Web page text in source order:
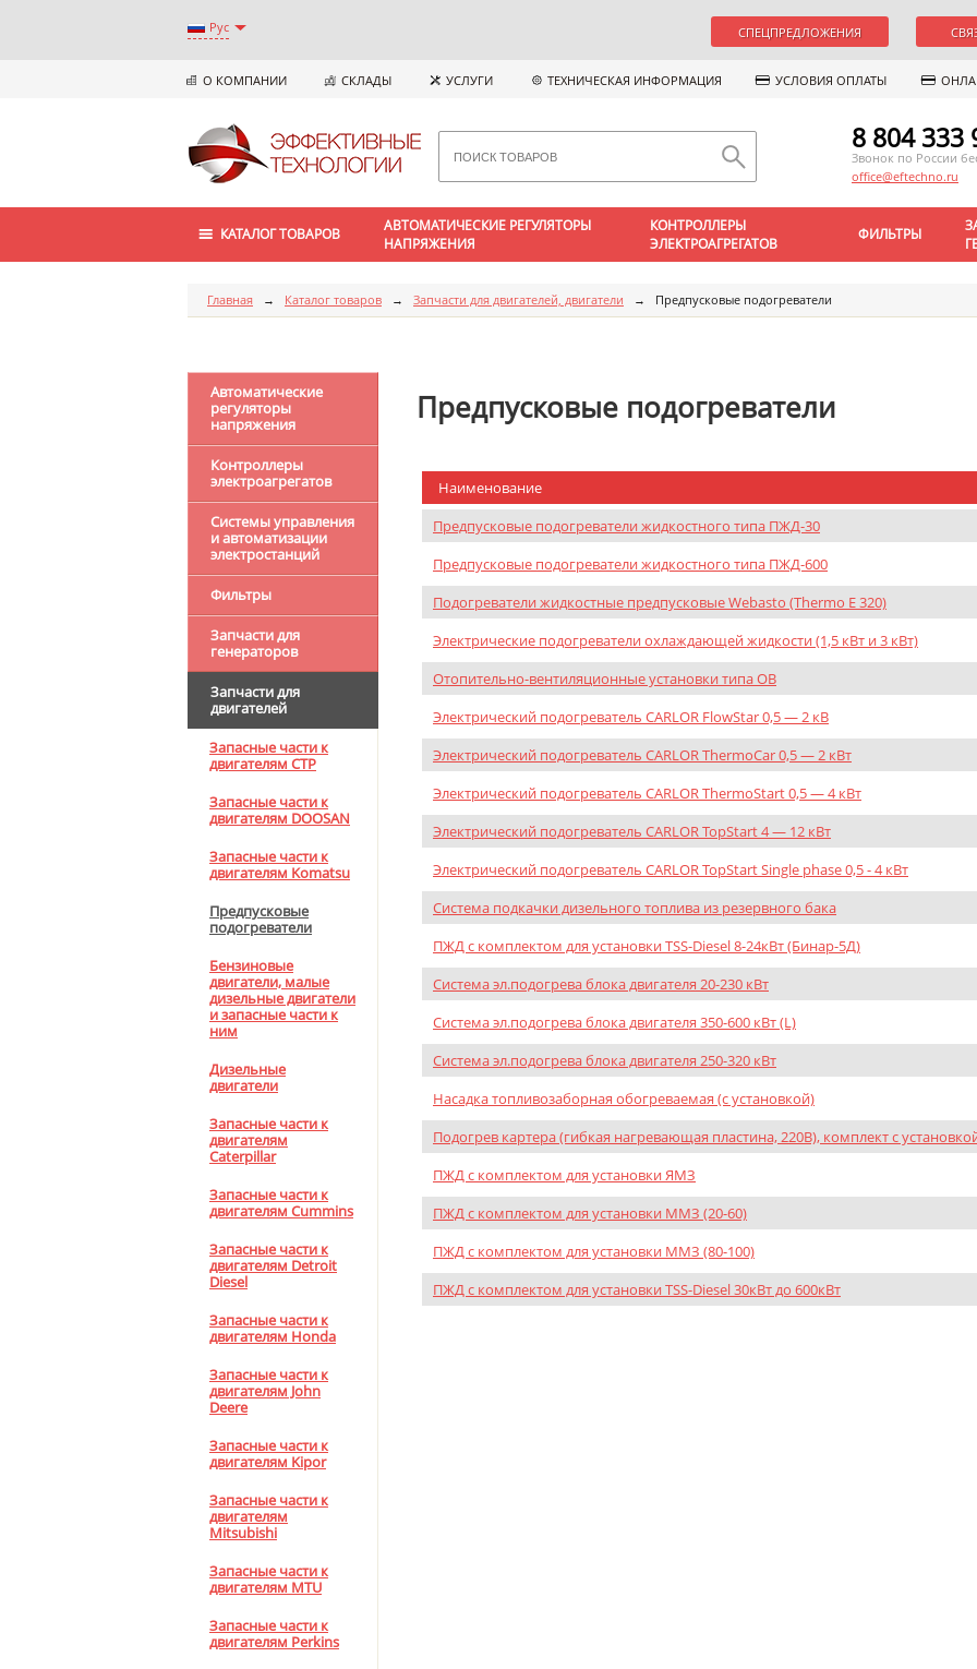
Рус СПЕЦПРЕДЛОЖЕНИЯ
О КОМПАНИИ СКЛАДЫ УСЛУГИ ТЕХНИЧЕСКАЯ ИНФОРМАЦИЯ УСЛОВИЯ ОПЛАТЫ
8 804 333
Звонок по России
office@eftechno.ru
КАТАЛОГ ТОВАРОВ
АВТОМАТИЧЕСКИЕ РЕГУЛЯТОРЫ
НАПРЯЖЕНИЯ
КОНТРОЛЛЕРЫ
ЭЛЕКТРОАГРЕГАТОВ
ФИЛЬТРЫ
Главная → Каталог товаров → Запчасти для двигателей, двигатели → Предпусковые подогреватели
Автоматические
регуляторы
напряжения
Контроллеры
электроагрегатов
Системы управления
и автоматизации
электростанций
Фильтры
Запчасти для
генераторов
Запчасти для
двигателей
Запасные части к
двигателям CTP
Запасные части к
двигателям DOOSAN
Запасные части к
двигателям Komatsu
Предпусковые
подогреватели
Бензиновые
двигатели, малые
дизельные двигатели
и запасные части к
ним
Дизельные
двигатели
Запасные части к
двигателям
Caterpillar
Запасные части к
двигателям Cummins
Запасные части к
двигателям Detroit
Diesel
Запасные части к
двигателям Honda
Запасные части к
двигателям John
Deere
Запасные части к
двигателям Kipor
Запасные части к
двигателям
Mitsubishi
Запасные части к
двигателям MTU
Запасные части к
двигателям Perkins
Предпусковые подогреватели
Наименование
Предпусковые подогреватели жидкостного типа ПЖД-30
Предпусковые подогреватели жидкостного типа ПЖД-600
Подогреватели жидкостные предпусковые Webasto (Thermo E 320)
Электрические подогреватели охлаждающей жидкости (1,5 кВт и 3 кВт)
Отопительно-вентиляционные установки типа ОВ
Электрический подогреватель CARLOR FlowStar 0,5 — 2 кВ
Электрический подогреватель CARLOR ThermoCar 0,5 — 2 кВт
Электрический подогреватель CARLOR ThermoStart 0,5 — 4 кВт
Электрический подогреватель CARLOR TopStart 4 — 12 кВт
Электрический подогреватель CARLOR TopStart Single phase 0,5 - 4 кВт
Система подкачки дизельного топлива из резервного бака
ПЖД с комплектом для установки TSS-Diesel 8-24кВт (Бинар-5Д)
Система эл.подогрева блока двигателя 20-230 кВт
Система эл.подогрева блока двигателя 350-600 кВт (L)
Система эл.подогрева блока двигателя 250-320 кВт
Насадка топливозаборная обогреваемая (с установкой)
Подогрев картера (гибкая нагревающая пластина, 220В), комплект с
ПЖД с комплектом для установки ЯМЗ
ПЖД с комплектом для установки ММЗ (20-60)
ПЖД с комплектом для установки ММЗ (80-100)
ПЖД с комплектом для установки TSS-Diesel 30кВт до 600кВт